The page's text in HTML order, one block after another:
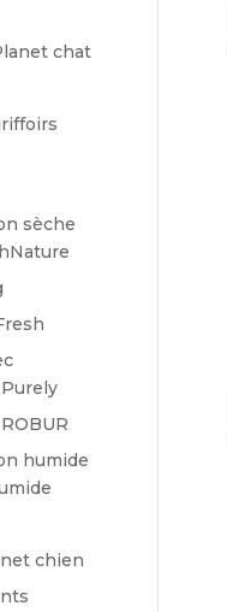
chat
sèche
humide
chien